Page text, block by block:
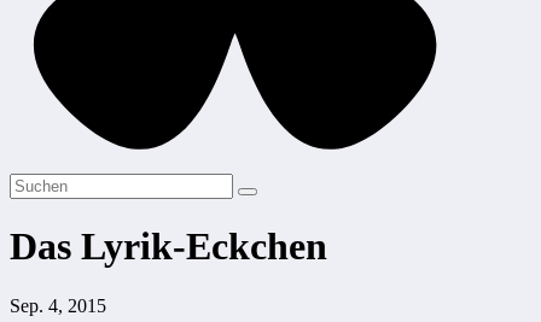
Das Lyrik-Eckchen
Sep. 4, 2015